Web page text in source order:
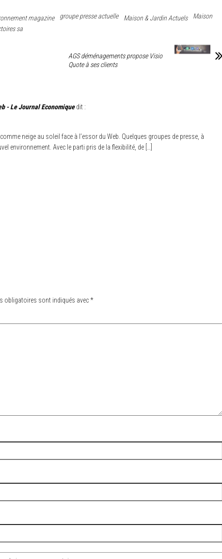
magazine groupe presse actuelle Maison & Jardin Actuels
Maison
sa
AGS déménagements propose Visio
Quote à ses clients
- Le Journal Economique dit :
neige au soleil face à l’essor du Web. Quelques groupes de presse, à
environnement. Avec le parti pris de la flexibilité, de […]
obligatoires sont indiqués avec*